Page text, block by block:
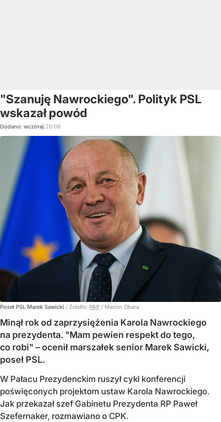
"Szanuję Nawrockiego". Polityk PSL
wskazał powód
Dodano: wczoraj 20:08
Poseł PSL Marek Sawicki / Źródło: PAP / Marcin Obara
Minął rok od zaprzysiężenia Karola Nawrockiego
na prezydenta. "Mam pewien respekt do tego,
co robi" – ocenił marszałek senior Marek Sawicki,
poseł PSL.
W Pałacu Prezydenckim ruszył cykl konferencji
poświęconych projektom ustaw Karola Nawrockiego.
Jak przekazał szef Gabinetu Prezydenta RP Paweł
Szefernaker, rozmawiano o CPK.